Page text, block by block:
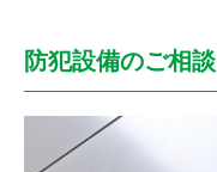
防犯設備のご相談